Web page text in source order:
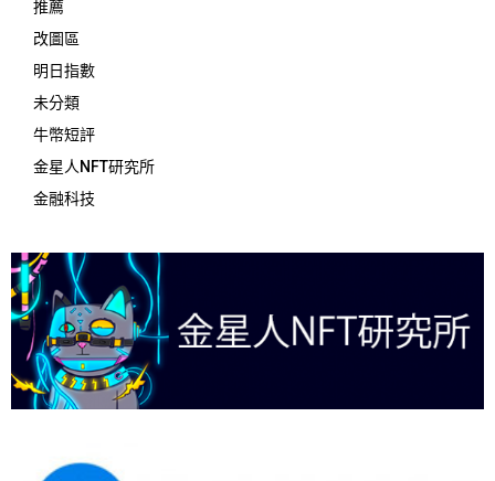
推薦
改圖區
明日指數
未分類
牛幣短評
金星人NFT研究所
金融科技